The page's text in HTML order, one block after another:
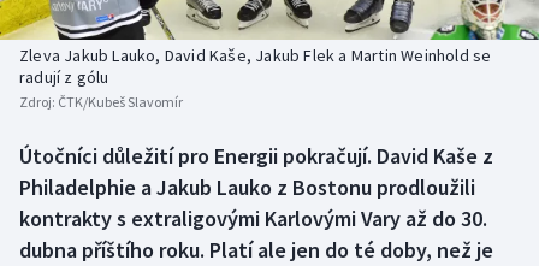
Biatlon
Boby a skeleton
Curling
Dostihy
Aplikace ČT sport
AZ kvíz
Zleva Jakub Lauko, David Kaše, Jakub Flek a Martin Weinhold se
radují z gólu
Zdroj: ČTK/Kubeš Slavomír
Útočníci důležití pro Energii pokračují. David Kaše z
Philadelphie a Jakub Lauko z Bostonu prodloužili
kontrakty s extraligovými Karlovými Vary až do 30.
dubna příštího roku. Platí ale jen do té doby, než je